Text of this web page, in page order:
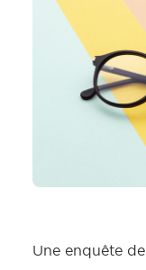
Une enquête